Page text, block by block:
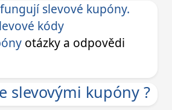
slevové kupóny.
kódy
otázky a odpovědi
slevovými kupóny ?